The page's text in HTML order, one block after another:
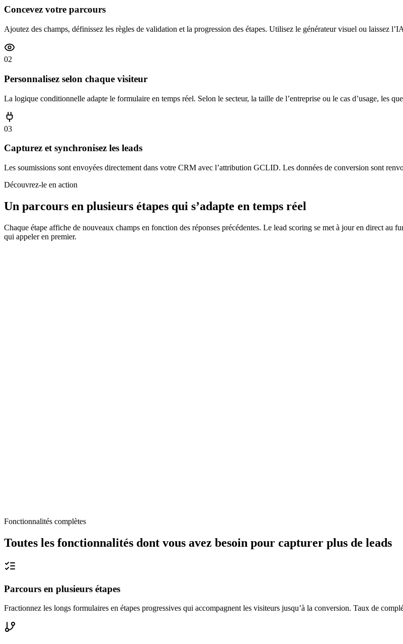
Concevez votre parcours
Ajoutez des champs, définissez les règles de validation et la progression des étapes. Utilisez le générateur visuel ou laissez
02
Personnalisez selon chaque visiteur
La logique conditionnelle adapte le formulaire en temps réel. Selon le secteur, la taille de l’entreprise ou le cas d’usage, les
03
Capturez et synchronisez les leads
Les soumissions sont envoyées directement dans votre CRM avec l’attribution GCLID. Les données de conversion sont
Découvrez-le en action
Un parcours en plusieurs étapes qui s’adapte en temps réel
Chaque étape affiche de nouveaux champs en fonction des réponses précédentes. Le lead scoring se met à jour en direct
qui appeler en premier.
Fonctionnalités complètes
Toutes les fonctionnalités dont vous avez besoin pour capturer plus de leads
Parcours en plusieurs étapes
Fractionnez les longs formulaires en étapes progressives qui accompagnent les visiteurs jusqu’à la conversion. Taux de